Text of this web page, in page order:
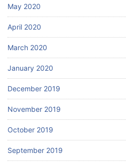
May 2020
April 2020
March 2020
January 2020
December 2019
November 2019
October 2019
September 2019